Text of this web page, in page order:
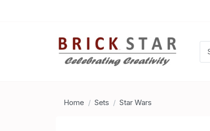
Home Sets Star Wars